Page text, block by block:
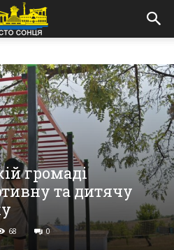
громаді
та дитячу
68 0